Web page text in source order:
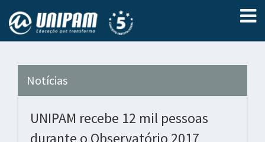
Notícias
UNIPAM recebe 12 mil pessoas
durante o Observatório 2017